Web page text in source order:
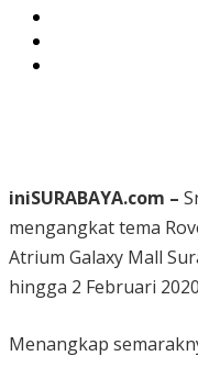
iniSURABAYA.com –
mengangkat tema
Atrium Galaxy Mall
hingga 2 Februari
Menangkap